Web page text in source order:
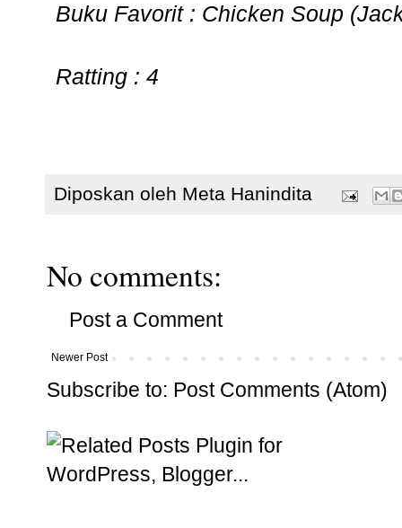
Buku Favorit : Chicken Soup
Ratting : 4
Diposkan oleh Meta Hanindita
No comments:
Post a Comment
Newer Post
Subscribe to: Post Comments (Atom)